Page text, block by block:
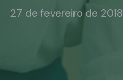
27 de fevereiro de 2018